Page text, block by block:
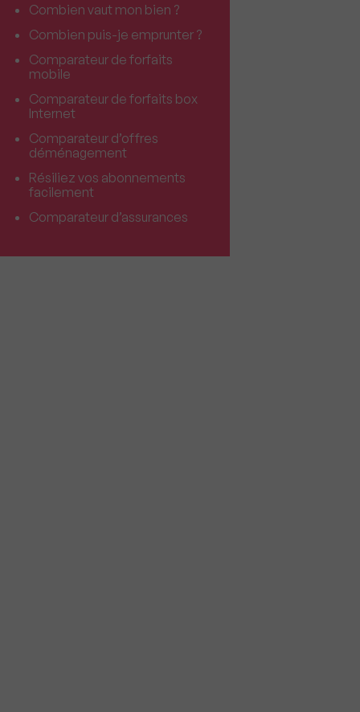
Combien vaut mon bien ?
Combien puis-je emprunter ?
Comparateur de forfaits
mobile
Comparateur de forfaits box
Internet
Comparateur d’offres
déménagement
Résiliez vos abonnements
facilement
Comparateur d’assurances